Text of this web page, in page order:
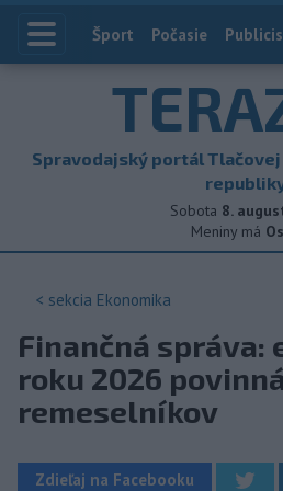
Index
Šport Počasie
Spravodajský portál
Sobota 8.
Meniny má
< sekcia Ekonomika
Finančná správa:
roku 2026
remeselníkov
Zdieľaj na Facebooku